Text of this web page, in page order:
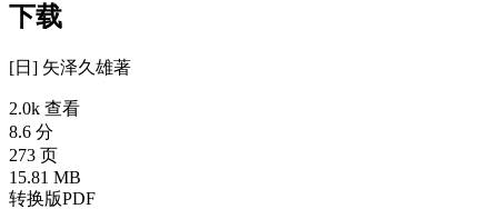
下载
[日] 矢泽久雄著
2.0k 查看
8.6 分
273 页
15.81 MB
转换版PDF